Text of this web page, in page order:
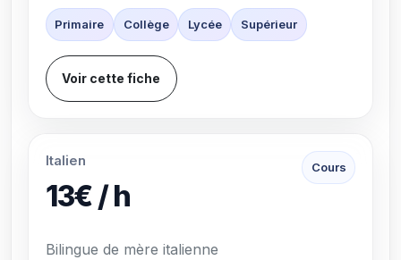
Primaire Collège Lycée Supérieur
Voir cette fiche
Italien
13€ / h
Cours
Bilingue de mère italienne